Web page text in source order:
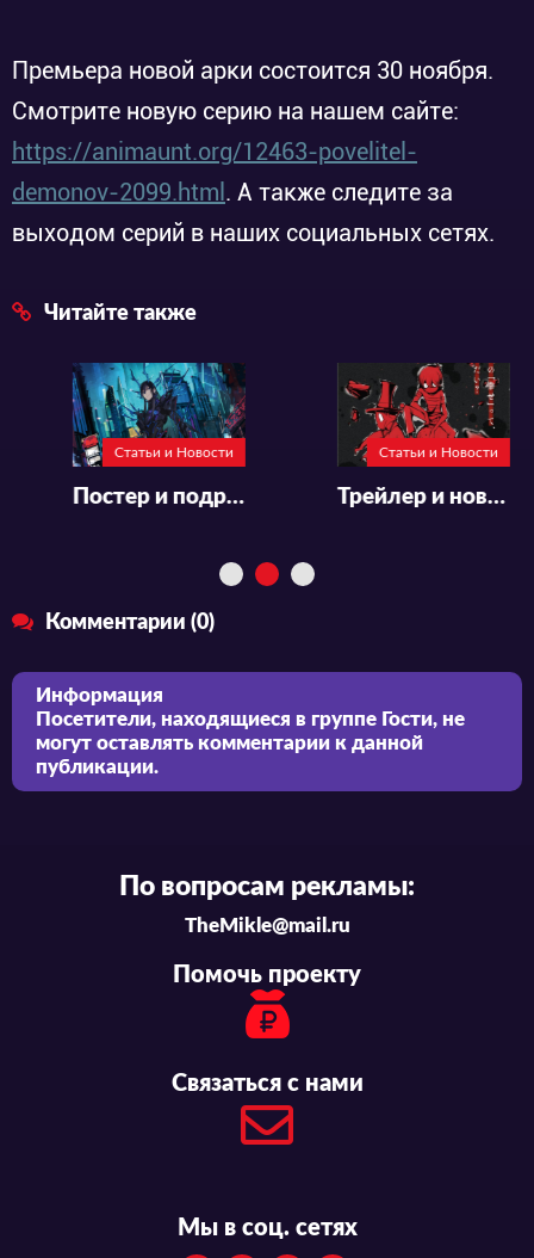
Премьера новой арки состоится 30 ноября.
Смотрите новую серию на нашем сайте:
https://animaunt.org/12463-povelitel-
demonov-2099.html . А также следите за
выходом серий в наших социальных сетях.
Читайте также
Статьи и Новости
Постер и подробности аниме «Maou 2099»
Статьи и Новости
Трейлер и новый постер аниме «Akuma-kun (ONA)»
Комментарии (0)
Информация
Посетители, находящиеся в группе Гости, не
могут оставлять комментарии к данной
публикации.
По вопросам рекламы:
TheMikle@mail.ru
Помочь проекту
Связаться с нами
Мы в соц. сетях